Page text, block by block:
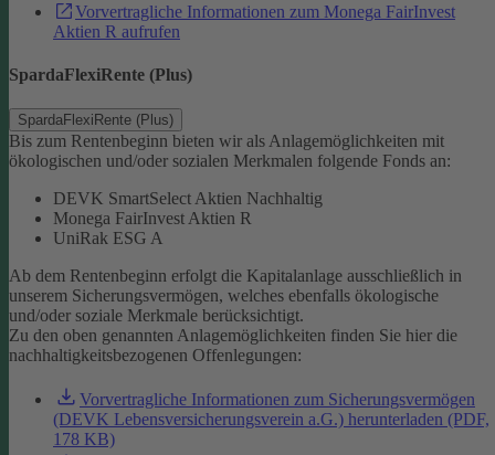
Vorvertragliche Informationen zum Monega FairInvest
Aktien R aufrufen
SpardaFlexiRente (Plus)
SpardaFlexiRente (Plus)
Bis zum Rentenbeginn bieten wir als Anlagemöglichkeiten mit
ökologischen und/oder sozialen Merkmalen folgende Fonds an:
DEVK SmartSelect Aktien Nachhaltig
Monega FairInvest Aktien R
UniRak ESG A
Ab dem Rentenbeginn erfolgt die Kapitalanlage ausschließlich in
unserem Sicherungsvermögen, welches ebenfalls ökologische
und/oder soziale Merkmale berücksichtigt.
Zu den oben genannten Anlagemöglichkeiten finden Sie hier die
nachhaltigkeitsbezogenen Offenlegungen:
Vorvertragliche Informationen zum Sicherungsvermögen
(DEVK Lebensversicherungsverein a.G.) herunterladen (PDF,
178 KB)